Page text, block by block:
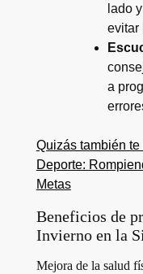
lado
evitar
a
Quizás también te
Deporte:
Metas
Beneficios de
Invierno en la
Mejora de la salud